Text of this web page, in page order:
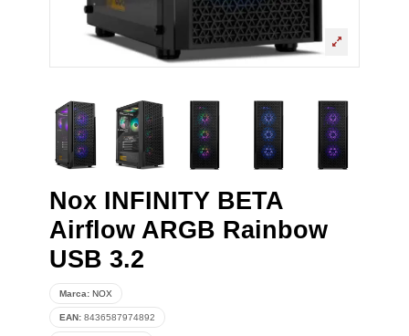
Nox INFINITY BETA
Airflow ARGB Rainbow
USB 3.2
Marca: NOX
EAN: 8436587974892